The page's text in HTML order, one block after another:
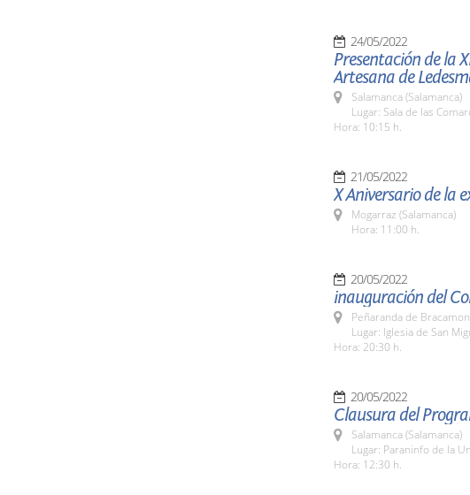
24/05/2022
Presentación de la
Artesana de
Salamanca (Salamanca)
Lugar: Sala de las
Hora: 10:15 h.
21/05/2022
X Aniversario de la
Mogarraz (Salamanca)
Hora: 11:00 h.
20/05/2022
inauguración del
Peñaranda de
Lugar: Iglesia de San
Hora: 20:30 h.
20/05/2022
Clausura del
Salamanca (Salamanca)
Lugar: Paraninfo de la
Hora: 12:30 h.